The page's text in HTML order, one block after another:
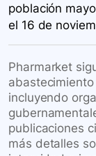
población
el 16 de
Pharmarket
incluyendo
publicaciones
más detalles